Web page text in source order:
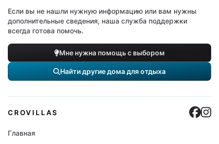
Если вы не нашли нужную информацию или вам нужны
дополнительные сведения, наша служба поддержки
всегда готова помочь.
Мне нужна помощь с выбором
Найти другие дома для отдыха
CROVILLAS
Главная